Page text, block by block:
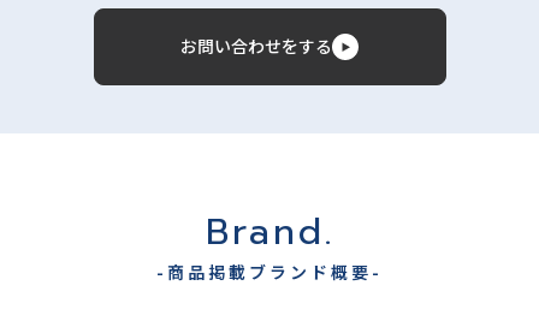
お問い合わせをする
Brand.
-商品掲載ブランド概要-